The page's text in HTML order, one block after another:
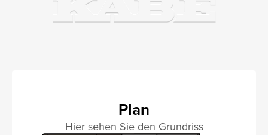
Plan
Hier sehen Sie den Grundriss